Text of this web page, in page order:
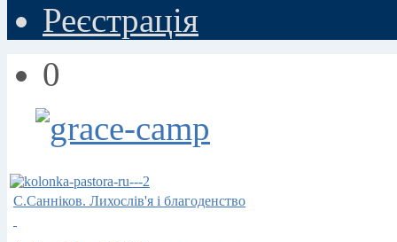
Реєстрація
0
С.Санніков. Лихослів'я і благоденство